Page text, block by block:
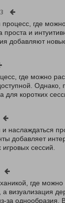
где
проста и
добавляют
где можно
коротких
и наслаждаться
добавляет
сессий.
где
визуализация
за